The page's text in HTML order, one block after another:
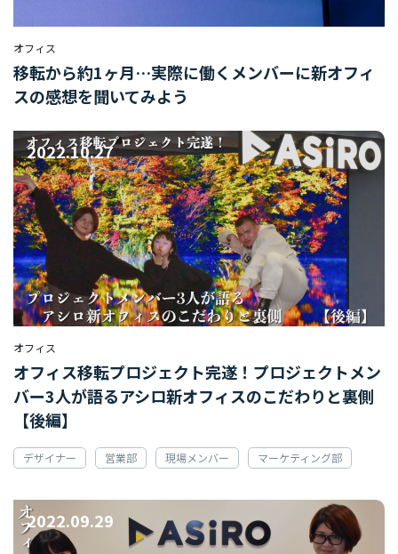
オフィス
移転から約1ヶ月…実際に働くメンバーに新オフィ
スの感想を聞いてみよう
2022.10.27
オフィス
オフィス移転プロジェクト完遂！プロジェクトメン
バー3人が語るアシロ新オフィスのこだわりと裏側
【後編】
デザイナー 営業部 現場メンバー マーケティング部
2022.09.29